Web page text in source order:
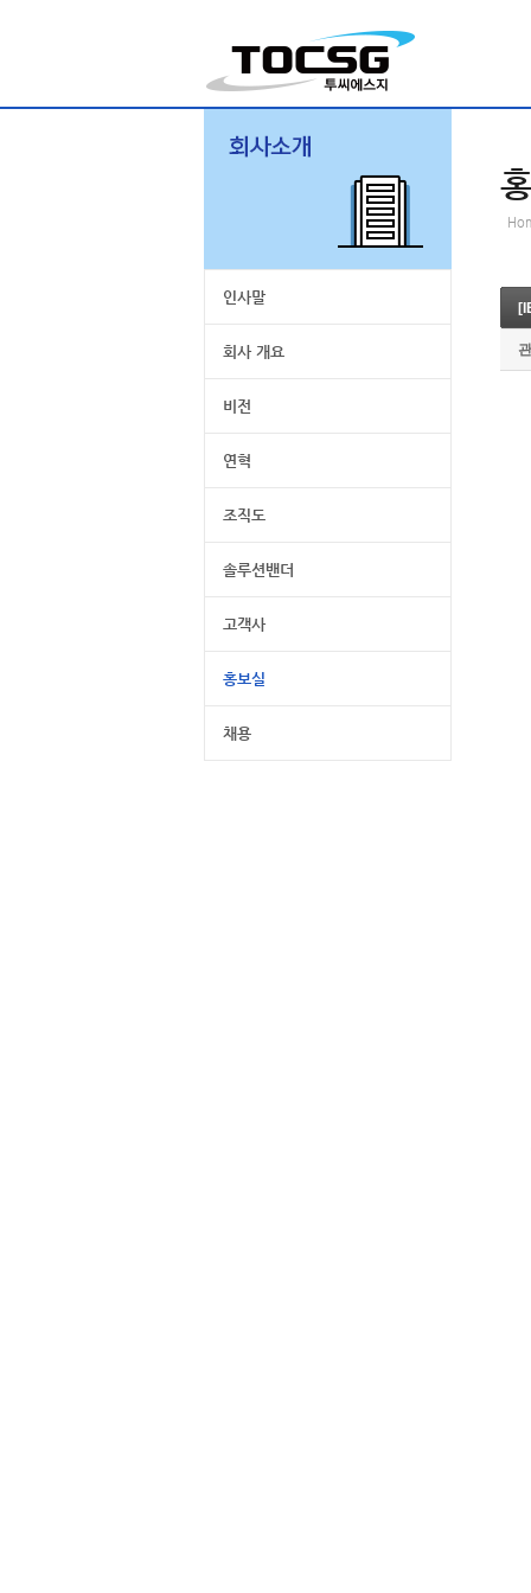
인사말
회사 개요
비전
연혁
조직도
솔루션밴더
고객사
홍보실
채용